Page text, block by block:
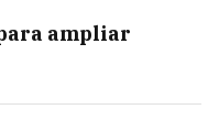
ampliar